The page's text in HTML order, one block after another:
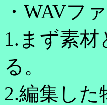
・WAVフ
1.まず素
る。
2.編集した